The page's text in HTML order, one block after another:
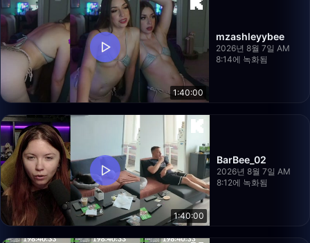
1:40:00
mzashleyybee
2026년 8월 7일 AM
8:14에 녹화됨
1:40:00
BarBee_02
2026년 8월 7일 AM
8:12에 녹화됨